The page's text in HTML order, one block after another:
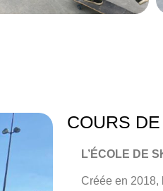
COURS
L’ÉCOLE DE
Créée en 2018,